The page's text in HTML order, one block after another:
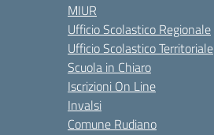
MIUR
Ufficio Scolastico Regionale
Ufficio Scolastico Territoriale
Scuola in Chiaro
Iscrizioni On Line
Invalsi
Comune Rudiano